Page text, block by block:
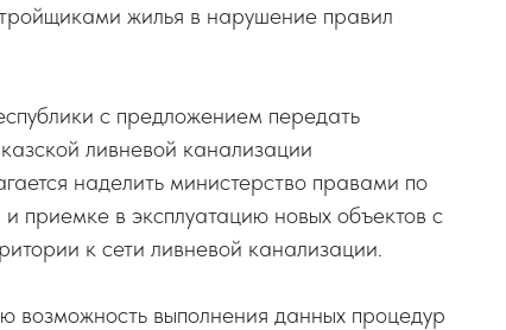
жилья в нарушение правил
с предложением передать
ливневой канализации
наделить министерство правами по
приемке в эксплуатацию новых объектов с
к сети ливневой канализации.
возможность выполнения данных процедур